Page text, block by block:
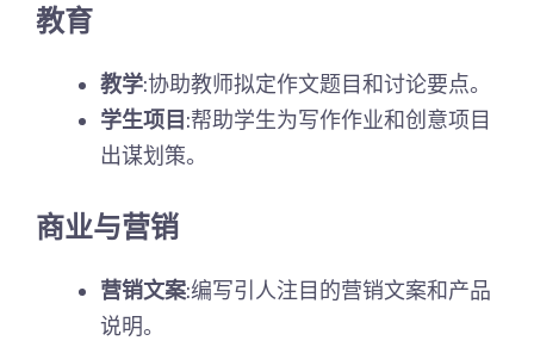
教育
教学:协助教师拟定作文题目和讨论要点。
学生项目 :帮助学生为写作作业和创意项目
出谋划策。
商业与营销
营销文案:编写引人注目的营销文案和产品
说明。